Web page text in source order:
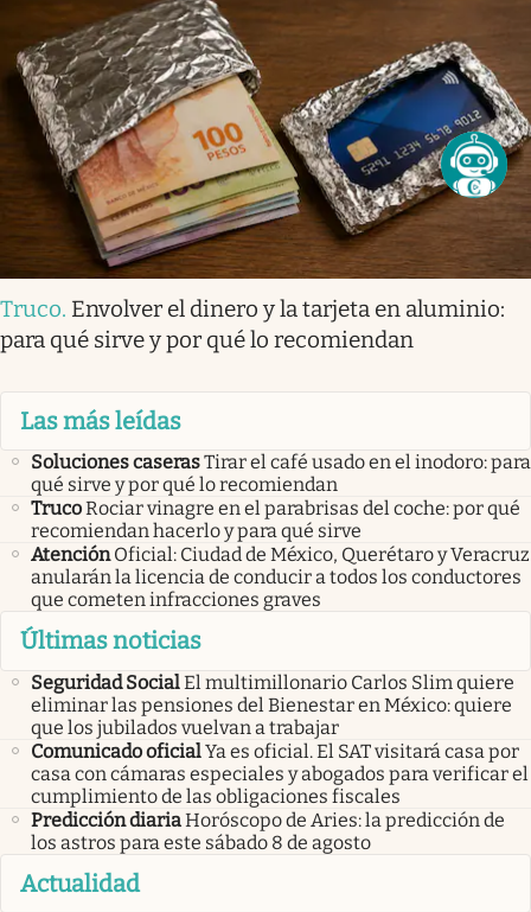
Truco. Envolver el dinero y la tarjeta en aluminio:
para qué sirve y por qué lo recomiendan
Las más leídas
Soluciones caserasTirar el café usado en el inodoro: para
qué sirve y por qué lo recomiendan
TrucoRociar vinagre en el parabrisas del coche: por qué
recomiendan hacerlo y para qué sirve
Atención Oficial: Ciudad de México, Querétaro y Veracruz
anularán la licencia de conducir a todos los conductores
que cometen infracciones graves
Últimas noticias
Seguridad SocialEl multimillonario Carlos Slim quiere
eliminar las pensiones del Bienestar en México: quiere
que los jubilados vuelvan a trabajar
Comunicado oficialYa es oficial. El SAT visitará casa por
casa con cámaras especiales y abogados para verificar el
cumplimiento de las obligaciones fiscales
Predicción diariaHoróscopo de Aries: la predicción de
los astros para este sábado 8 de agosto
Actualidad